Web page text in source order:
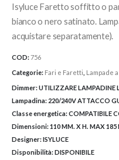
era:
23,18€.
è:
Isyluce Faretto soffitto o
bianco o nero satinato.
acquistare separatamente).
COD:756
Categorie: Fari e Faretti Lampade
Dimmer:UTILIZZARE LAMPADINE
Lampadina: 220/240V ATTACCO
Classe energetica:COMPATIBILE
Dimensioni:110 MM. X H. MAX 185
Designer:ISYLUCE
Disponibilità:DISPONIBILE